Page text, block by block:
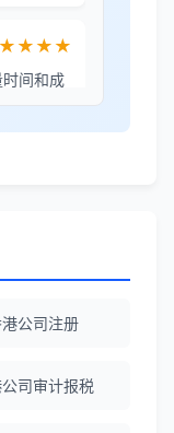
间和成
公司注册
司审计报税